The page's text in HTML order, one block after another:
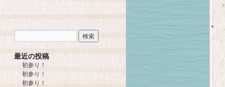
最近の投稿
初参り！
初参り！
初参り！